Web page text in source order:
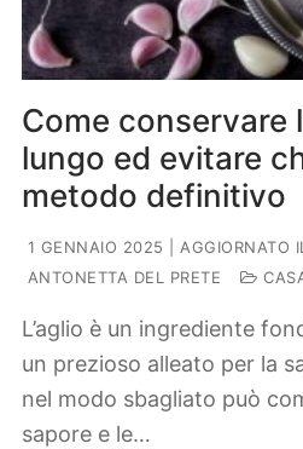
Come conservare
lungo ed evitare
metodo definitivo
1 GENNAIO 2025 | AGGIORNATO
ANTONETTA DEL PRETE
L’aglio è un ingrediente
un prezioso alleato per la
nel modo sbagliato può
sapore e le…